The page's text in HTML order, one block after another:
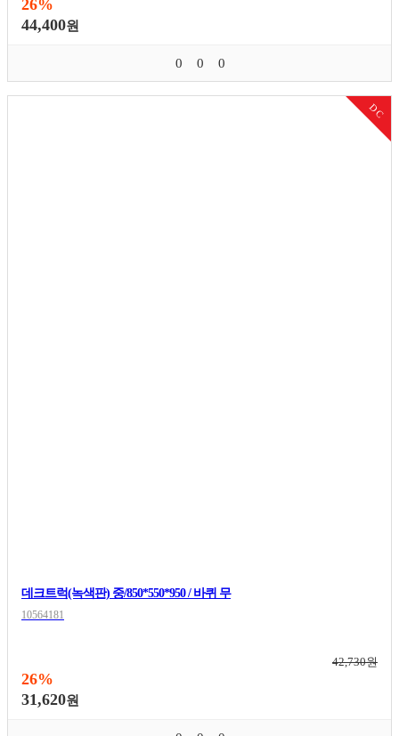
26%
44,400원
0 0 0
DC
데크트럭(녹색판) 중/850*550*950 / 바퀴 무
10564181
42,730원
26%
31,620원